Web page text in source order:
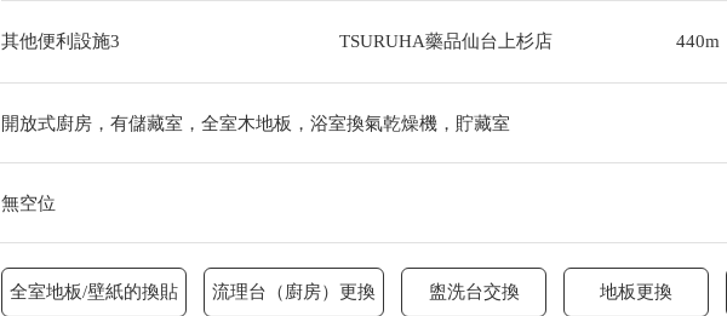
其他便利設施3 TSURUHA藥品仙台上杉店 440m
開放式廚房，有儲藏室，全室木地板，浴室換氣乾燥機，貯藏室
無空位
全室地板/壁紙的換貼 流理台（廚房）更換 盥洗台交換 地板更換